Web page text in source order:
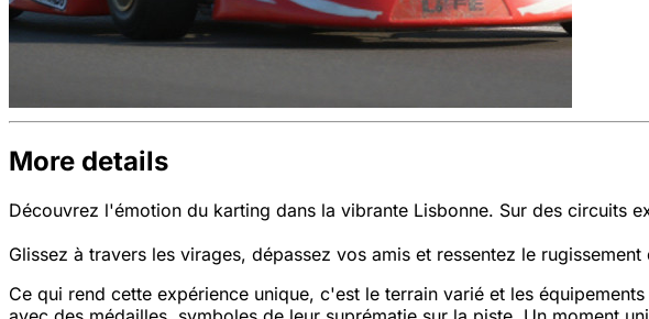
More details
Découvrez l'émotion du karting dans la vibrante Lisbonne. Sur des circuits
Glissez à travers les virages, dépassez vos amis et ressentez le
Ce qui rend cette expérience unique, c'est le terrain varié et les